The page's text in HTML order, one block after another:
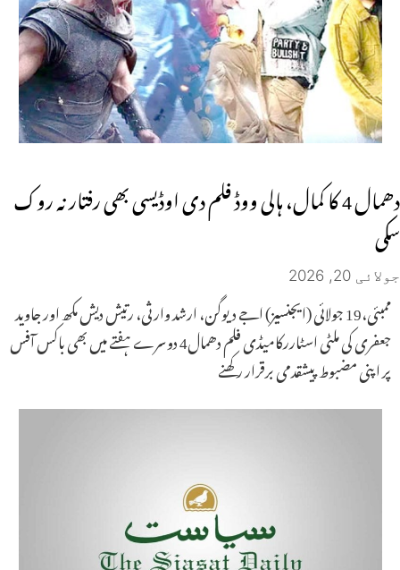
دھمال 4 کا کمال، ہالی ووڈ فلم دی اوڈیسی بھی رفتار نہ روک
سکی
جولائی 20, 2026
ممبئی،19 جولائی (ایجنسیز) اجے دیوگن، ارشد وارثی، رتیش دیش مکھ اور جاوید
جعفری کی ملٹی اسٹاررکامیڈی فلم دھمال4 دوسرے ہفتے میں بھی باکس آفس
پر اپنی مضبوط پیشقدمی برقرار رکھنے